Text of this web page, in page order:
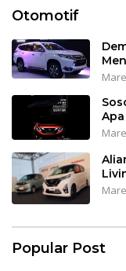
Otomotif
Popular Post